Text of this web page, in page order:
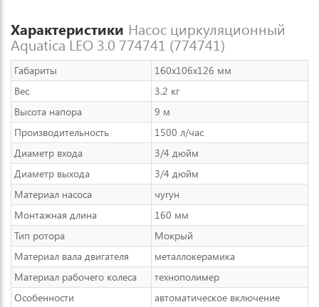
Характеристики Насос циркуляционный
Aquatica LEO 3.0 774741 (774741)
Габариты
160x106x126 мм
Вес
3.2 кг
Высота напора
9 м
Производительность
1500 л/час
Диаметр входа
3/4 дюйм
Диаметр выхода
3/4 дюйм
Материал насоса
чугун
Монтажная длина
160 мм
Тип ротора
Мокрый
Материал вала двигателя
металлокерамика
Материал рабочего колеса
технополимер
Особенности
автоматическое включение